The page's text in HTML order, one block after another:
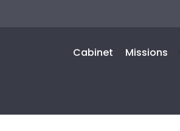
Cabinet Missions